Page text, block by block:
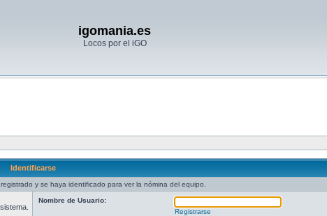
igomania.es
Locos por el iGO
Identificarse
y se haya identificado para ver la nómina del equipo.
Nombre de Usuario:
Registrarse